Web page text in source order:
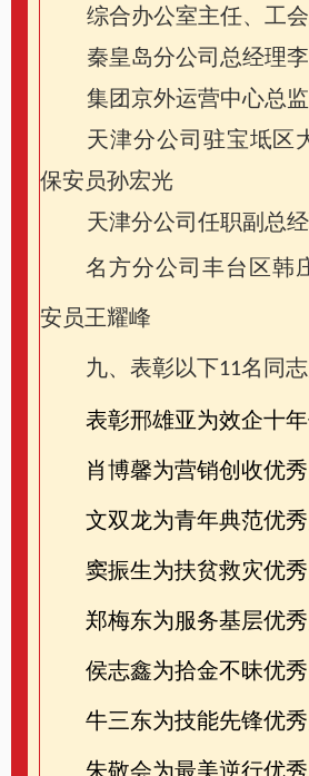
综合办公室主任、工
秦皇岛分公司总经理
集团京外运营中心总
天津分公司驻宝坻区
保安员孙宏光
天津分公司任职副总
名方分公司丰台区韩
安员王耀峰
九、表彰以下11名同
表彰邢雄亚为效企十
肖博馨为营销创收优
文双龙为青年典范优
窦振生为扶贫救灾优
郑梅东为服务基层优
侯志鑫为拾金不昧优
牛三东为技能先锋优
朱敬会为最美逆行优